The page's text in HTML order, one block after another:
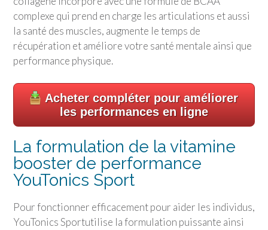
complexe qui prend en charge les articulations et aussi
la santé des muscles, augmente le temps de
récupération et améliore votre santé mentale ainsi que
performance physique.
Acheter compléter pour améliorer
les performances en ligne
La formulation de la vitamine
booster de performance
YouTonics Sport
Pour fonctionner efficacement pour aider les individus,
YouTonics Sportutilise la formulation puissante ainsi